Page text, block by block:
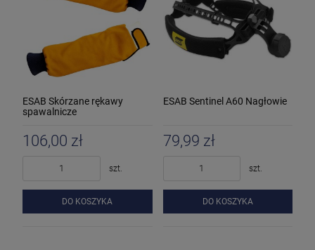
ESAB Skórzane rękawy
spawalnicze
106,00 zł
szt.
DO KOSZYKA
ESAB Sentinel A60 Nagłowie
79,99 zł
szt.
DO KOSZYKA